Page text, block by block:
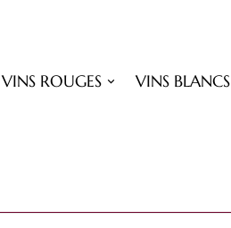
VINS ROUGES VINS BLANCS